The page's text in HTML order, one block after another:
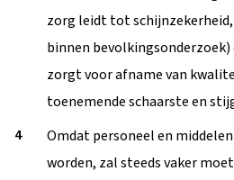
zorg leidt tot
binnen
zorgt voor afname van
toenemende schaarste en
Omdat personeel en
worden, zal steeds vaker